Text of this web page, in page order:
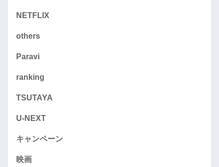
NETFLIX
others
Paravi
ranking
TSUTAYA
U-NEXT
キャンペーン
映画